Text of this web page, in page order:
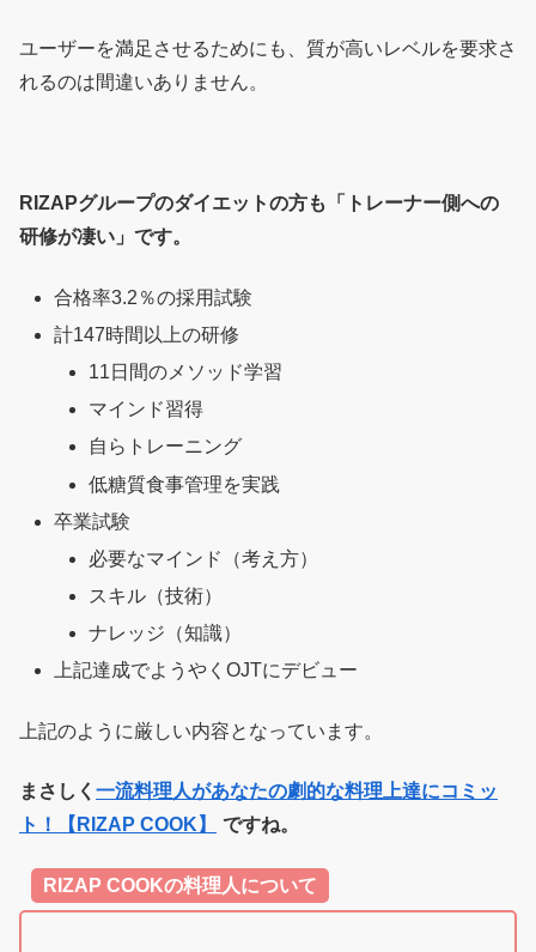
ユーザーを満足させるためにも、質が高いレベルを要求さ
れるのは間違いありません。
RIZAPグループのダイエットの方も「トレーナー側への
研修が凄い」です。
合格率3.2％の採用試験
計147時間以上の研修
11日間のメソッド学習
マインド習得
自らトレーニング
低糖質食事管理を実践
卒業試験
必要なマインド（考え方）
スキル（技術）
ナレッジ（知識）
上記達成でようやくOJTにデビュー
上記のように厳しい内容となっています。
まさしく 一流料理人があなたの劇的な料理上達にコミッ
ト！【RIZAP COOK】
ですね。
RIZAP COOKの料理人について